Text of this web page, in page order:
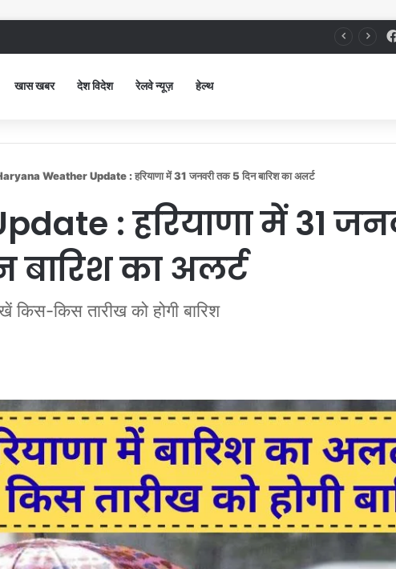
खास खबर देश विदेश रेलवे न्यूज़ हेल्थ
Weather Update : हरियाणा में 31 जनवरी तक 5 दिन बारिश का अलर्ट
: हरियाणा में 31
बारिश का अलर्ट
किस-किस तारीख को होगी बारिश